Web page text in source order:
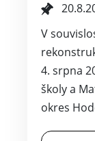
V
4. srpna
školy a
okres